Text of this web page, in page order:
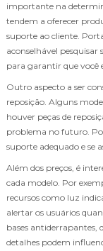
importante na
tendem a oferecer
suporte ao cliente.
aconselhável pesquisar
para garantir que
Outro aspecto a ser
reposição. Alguns
houver peças de
problema no futuro.
suporte adequado e se
Além dos preços, é
cada modelo. Por
recursos como luz
alertar os usuários
bases antiderrapantes,
detalhes podem